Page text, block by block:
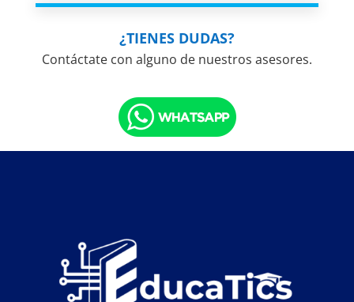
¿TIENES DUDAS?
Contáctate con alguno de nuestros asesores.